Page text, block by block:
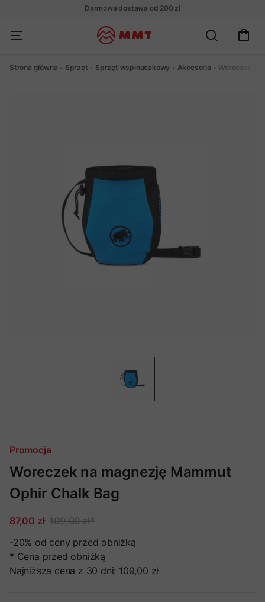
Darmowa dostawa od 200 zł
Strona główna Sprzęt Sprzęt wspinaczkowy Akcesoria Woreczek na
Promocja
Woreczek na magnezję Mammut
Ophir Chalk Bag
87,00 zł 109,00 zł*
-20% od ceny przed obniżką
* Cena przed obniżką
Najniższa cena z 30 dni: 109,00 zł